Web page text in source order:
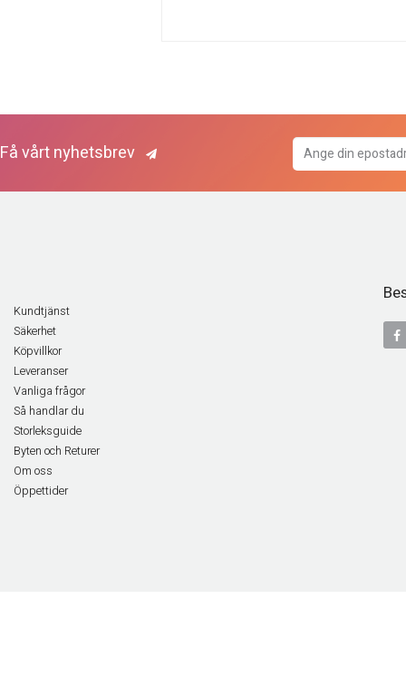
Få vårt nyhetsbrev
Kundtjänst
Säkerhet
Köpvillkor
Leveranser
Vanliga frågor
Så handlar du
Storleksguide
Byten och Returer
Om oss
Öppettider